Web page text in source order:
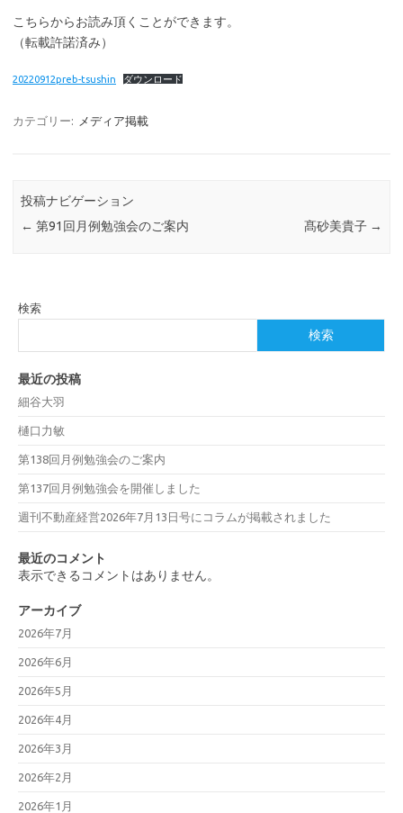
こちらからお読み頂くことができます。
（転載許諾済み）
20220912preb-tsushin ダウンロード
カテゴリー: メディア掲載
投稿ナビゲーション
← 第91回月例勉強会のご案内 髙砂美貴子 →
検索
検索
最近の投稿
細谷大羽
樋口力敏
第138回月例勉強会のご案内
第137回月例勉強会を開催しました
週刊不動産経営2026年7月13日号にコラムが掲載されました
最近のコメント
表示できるコメントはありません。
アーカイブ
2026年7月
2026年6月
2026年5月
2026年4月
2026年3月
2026年2月
2026年1月